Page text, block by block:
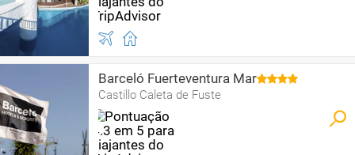
Barceló Fuerteventura Mar
Castillo Caleta de Fuste